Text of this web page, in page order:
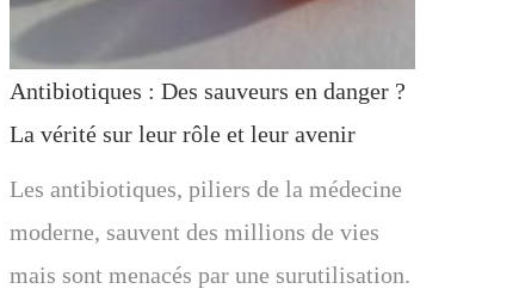
Antibiotiques : Des sauveurs en danger ?
La vérité sur leur rôle et leur avenir
Les antibiotiques, piliers de la médecine
moderne, sauvent des millions de vies
mais sont menacés par une surutilisation.